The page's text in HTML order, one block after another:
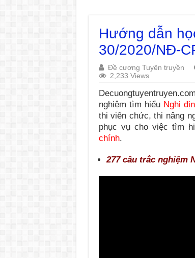
Hướng dẫn
30/2020/NĐ-
Đề cương Tuyên truyền
2,233 Views
nghiệm tìm hiểu Nghị
thi viên chức, thi nâng
phục vụ cho việc tìm
chính.
277 câu trắc nghiệm